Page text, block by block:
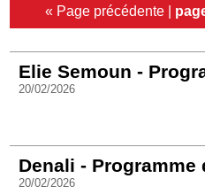
« Page précédente|
Elie Semoun -
20/02/2026
Denali - Programme
20/02/2026